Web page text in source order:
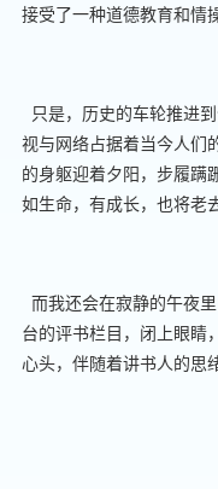
接受了一种道德教育和情
只是，历史的车轮推进
视与网络占据着当今人们
的身躯迎着夕阳，步履蹒
如生命，有成长，也将老
而我还会在寂静的午夜
台的评书栏目，闭上眼睛
心头，伴随着讲书人的思